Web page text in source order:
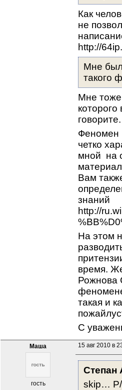
Как
не
http://
Мне
такого
Мне тоже
Феномен
четко
мной  на
Вам
знаний
http://
На этом
время.
Рожнова
такая и
С
Маша
гость
15 авг 2010 в
Степан
skip… Р/